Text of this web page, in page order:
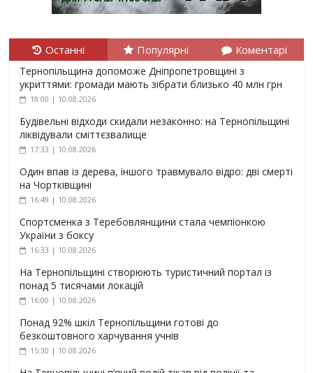
Останні Популярні Коментарі
Тернопільщина допоможе Дніпропетровщині з
укриттями: громади мають зібрати близько 40 млн грн
18:00 | 10.08.2026
Будівельні відходи скидали незаконно: на Тернопільщині
ліквідували сміттєзвалище
17:33 | 10.08.2026
Один впав із дерева, іншого травмувало відро: дві смерті
на Чортківщині
16:49 | 10.08.2026
Спортсменка з Теребовлянщини стала чемпіонкою
України з боксу
16:33 | 10.08.2026
На Тернопільщині створюють туристичний портал із
понад 5 тисячами локацій
16:00 | 10.08.2026
Понад 92% шкіл Тернопільщини готові до
безкоштовного харчування учнів
15:30 | 10.08.2026